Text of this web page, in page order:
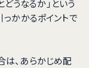
うなるか」という
っかかるポイントで
は、あらかじめ配